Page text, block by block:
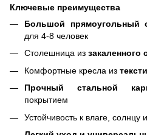
Ключевые преимущества
Большой прямоугольный
для 4-8 человек
Столешница из закаленного
Комфортные кресла из
Прочный стальной
покрытием
Устойчивость к влаге,